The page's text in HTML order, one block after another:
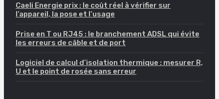
Caeli Energie prix : le coût réel à vérifier sur
l’appareil, la pose et l’usage
Prise en T ou RJ45 : le branchement ADSL qui évite
les erreurs de câble et de port
Logiciel de calcul d’isolation thermique : mesurer R,
U et le point de rosée sans erreur